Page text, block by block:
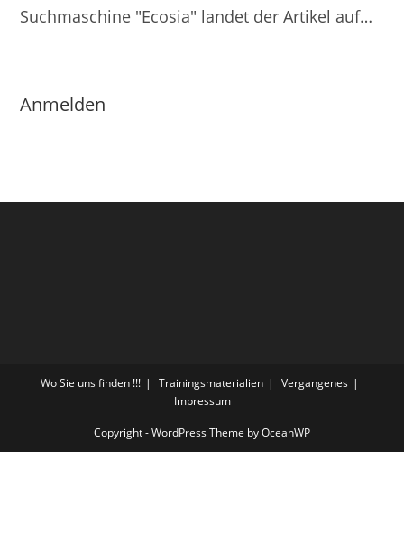
Suchmaschine "Ecosia" landet der Artikel auf…
Anmelden
Wo Sie uns finden !!! Trainingsmaterialien
Vergangenes
Impressum
Copyright - WordPress Theme by OceanWP